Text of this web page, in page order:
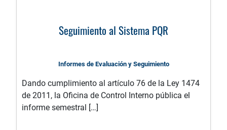
Seguimiento al Sistema PQR
Informes de Evaluación y Seguimiento
Dando cumplimiento al artículo 76 de la Ley 1474
de 2011, la Oficina de Control Interno pública el
informe semestral […]